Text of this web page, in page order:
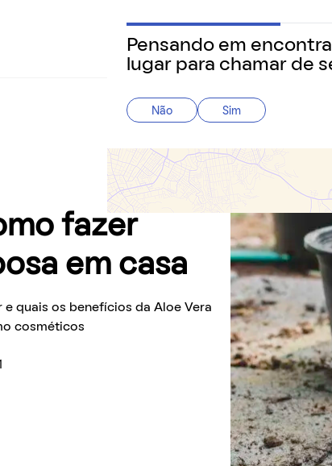
e tudo o que você precisa saber sobre o jeito
fazer
em casa
quais os benefícios da Aloe Vera
cosméticos
Pensando em
lugar para chamar de
Não Sim